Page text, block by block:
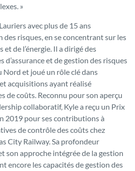
»
avec plus de 15 ans
des risques, en se concentrant sur les
de l’énergie. Il a dirigé des
d’assurance et de gestion des risques
Nord et joué un rôle clé dans
acquisitions ayant réalisé
de coûts. Reconnu pour son aperçu
collaboratif, Kyle a reçu un Prix
2019 pour ses contributions à
de contrôle des coûts chez
City Railway. Sa profondeur
son approche intégrée de la gestion
encore les capacités de gestion des